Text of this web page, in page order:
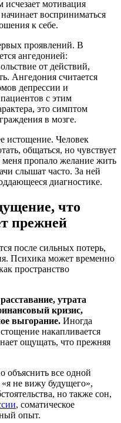
исчезает мотивация
восприниматься
к себе.
проявлений. В
ангедонией:
от действий,
Ангедония считается
депрессии и
пациентов с этим
это симптом
в мозге.
истощение. Человек
общаться, но чувствует
пропало желание жить
слышат часто. За ней
диагностике.
что
прежней
после сильных потерь,
Психика может временно
пространство
утрата
кризис,
выгорание. Иногда
накапливается
ощущать, что прежняя
объяснить все одной
не вижу будущего»,
но также сон,
, соматическое
опыт.